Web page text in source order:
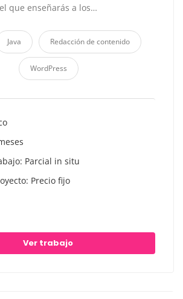
que enseñarás a los…
Java Redacción de contenido
WordPress
Parcial in situ
Precio fijo
Ver trabajo